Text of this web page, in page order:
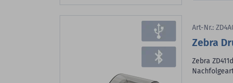
Art-Nr.:
Zebra
Zebra